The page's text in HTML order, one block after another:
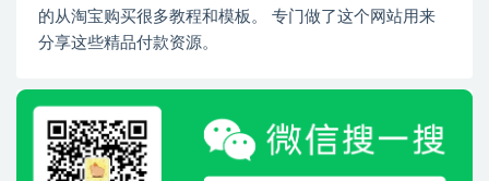
的从淘宝购买很多教程和模板。 专门做了这个网站用来
分享这些精品付款资源。